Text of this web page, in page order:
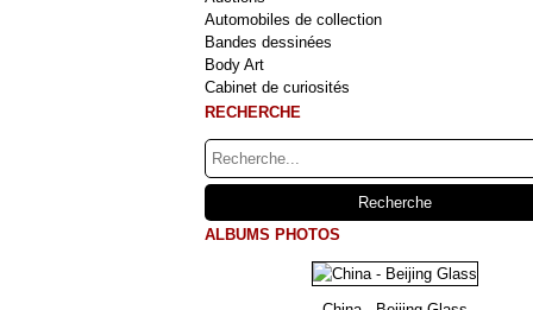
Automobiles de collection
Bandes dessinées
Body Art
Cabinet de curiosités
RECHERCHE
ALBUMS PHOTOS